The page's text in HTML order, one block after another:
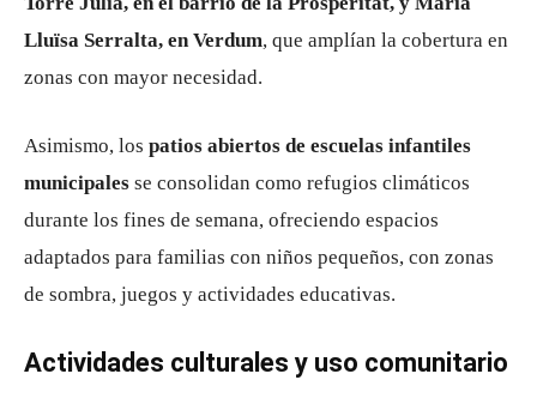
Lluïsa Serralta, en Verdum, que amplían la cobertura en
zonas con mayor necesidad.
Asimismo, los patios abiertos de escuelas infantiles
municipales se consolidan como refugios climáticos
durante los fines de semana, ofreciendo espacios
adaptados para familias con niños pequeños, con zonas
de sombra, juegos y actividades educativas.
Actividades culturales y uso comunitario